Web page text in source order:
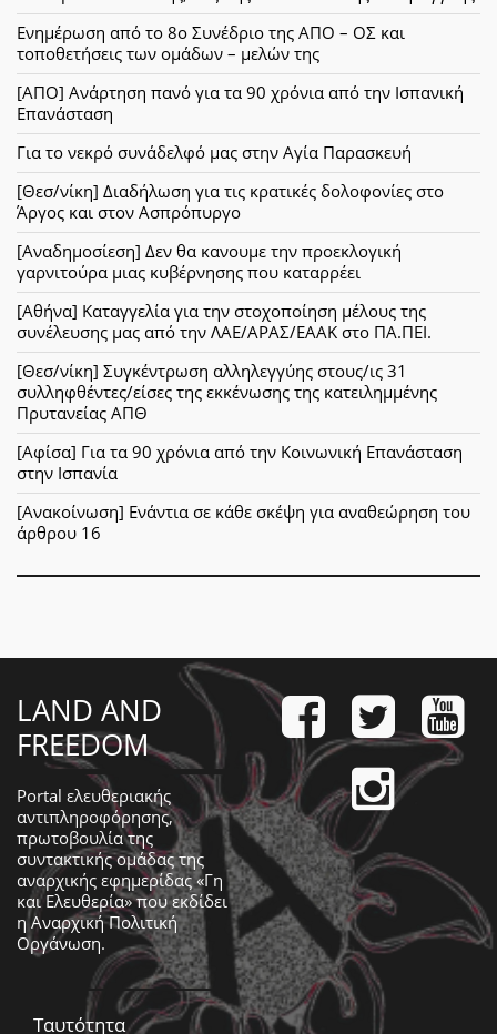
Ενημέρωση από το 8ο Συνέδριο της ΑΠΟ – ΟΣ και
τοποθετήσεις των ομάδων – μελών της
[ΑΠΟ] Ανάρτηση πανό για τα 90 χρόνια από την Ισπανική
Επανάσταση
Για το νεκρό συνάδελφό μας στην Αγία Παρασκευή
[Θεσ/νίκη] Διαδήλωση για τις κρατικές δολοφονίες στο
Άργος και στον Ασπρόπυργο
[Αναδημοσίεση] Δεν θα κανουμε την προεκλογική
γαρνιτούρα μιας κυβέρνησης που καταρρέει
[Αθήνα] Καταγγελία για την στοχοποίηση μέλους της
συνέλευσης μας από την ΛΑΕ/ΑΡΑΣ/ΕΑΑΚ στο ΠΑ.ΠΕΙ.
[Θεσ/νίκη] Συγκέντρωση αλληλεγγύης στους/ις 31
συλληφθέντες/είσες της εκκένωσης της κατειλημμένης
Πρυτανείας ΑΠΘ
[Αφίσα] Για τα 90 χρόνια από την Κοινωνική Επανάσταση
στην Ισπανία
[Ανακοίνωση] Ενάντια σε κάθε σκέψη για αναθεώρηση του
άρθρου 16
LAND AND
FREEDOM
Portal ελευθεριακής
αντιπληροφόρησης,
πρωτοβουλία της
συντακτικής ομάδας της
αναρχικής εφημερίδας «Γη
και Ελευθερία» που εκδίδει
ηΑναρχική Πολιτική
Οργάνωση.
Ταυτότητα